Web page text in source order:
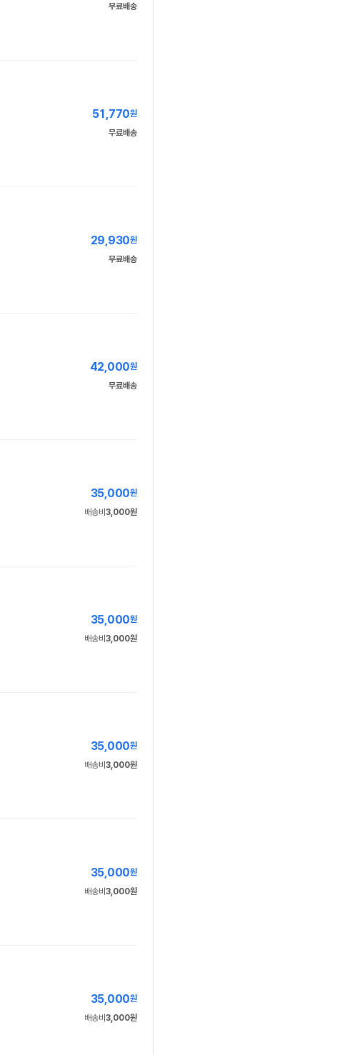
무료배송
51,770원
무료배송
29,930원
무료배송
42,000원
무료배송
35,000원
배송비 3,000원
35,000원
배송비 3,000원
35,000원
배송비 3,000원
35,000원
배송비 3,000원
35,000원
배송비 3,000원